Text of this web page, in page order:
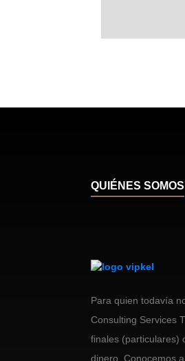
QUIÉNES SOMOS
Para quien todavía
Consulting Services
finales (particulares)
dinero. Conocemos a